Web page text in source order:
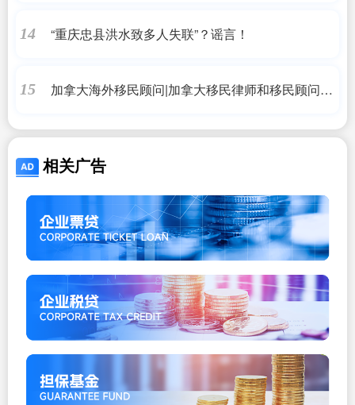
14 “重庆忠县洪水致多人失联”？谣言！
15
加拿大海外移民顾问|加拿大移民律师和移民顾问的
相关广告